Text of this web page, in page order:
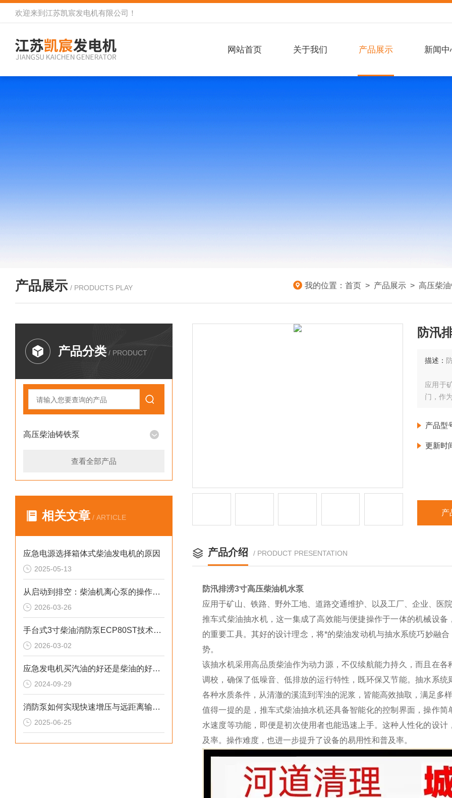
欢迎来到 江苏凯宸发电机有限公司 ！
网站首页 关于我们 产品展示 新闻中
产品展示 / PRODUCTS PLAY 我的位置： 首页 > 产品展示 > 高压柴
产品分类 / PRODUCT
高压柴油铸铁泵
查看全部产品
相关文章 / ARTICLE
应急电源选择箱体式柴油发电机的原因
2025-05-13
从启动到排空：柴油机离心泵的操作规范与技巧
2026-03-26
手台式3寸柴油消防泵ECP80ST技术参数
2026-03-02
应急发电机买汽油的好还是柴油的好呢？
2024-09-29
消防泵如何实现快速增压与远距离输水？
2025-06-25
防汛
描述：
应用于
门，作
产品型
更新时
产
产品介绍 / PRODUCT PRESENTATION
防汛排涝3寸高压柴油机水泵
应用于矿山、铁路、野外工地、道路交通维护、以及工厂、企业、医
推车式柴油抽水机，这一集成了高效能与便捷操作于一体的机械设
的重要工具。其好的设计理念，将*的柴油发动机与抽水系统巧妙融
势。
该抽水机采用高品质柴油作为动力源，不仅续航能力持久，而且在
调校，确保了低噪音、低排放的运行特性，既环保又节能。抽水系
各种水质条件，从清澈的溪流到浑浊的泥浆，皆能高效抽取，满足多
值得一提的是，推车式柴油抽水机还具备智能化的控制界面，操作
水速度等功能，即便是初次使用者也能迅速上手。这种人性化的设
及率。操作难度，也进一步提升了设备的易用性和普及率。